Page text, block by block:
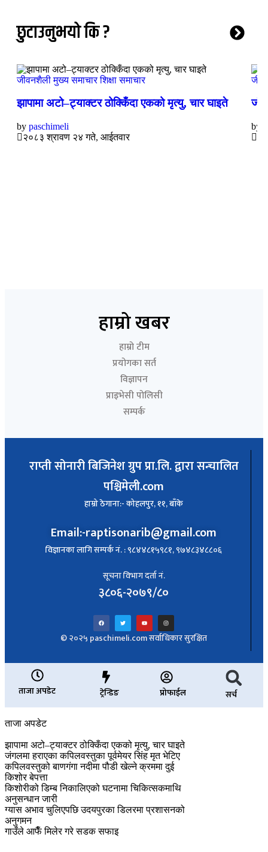
छुटाउनुभयो कि ?
जीवनशैली मुख्य समाचार शिक्षा समाचार
झापामा अटो–ट्याक्टर ठोक्किँदा एकको मृत्यु, चार घाइते
by paschimeli
२०८३ श्रावण २४ गते, आईतवार
by
हाम्रो खबर
हाम्रो टीम
प्रयोगका सर्त
विज्ञापन
प्राइभेसी पोलिसी
सम्पर्क
राप्ती सोनारी बिजिनेश ग्रुप प्रा.लि. द्वारा सन्चालित
पश्चिमेली.com
हाम्रो ठेगाना:- कोहलपुर, ११, बाँके
Email:-raptisonarib@gmail.com
विज्ञानका लागि सम्पर्क नं. : ९८४४८१५९८१, ९७४८३४८८०६
सूचना विभाग दर्ता नं.
३८०६-२०७९/८०
© २०२५ paschimeli.com सर्वाधिकार सुरक्षित
ताजा अपडेट ट्रेन्डिङ प्रोफाईल सर्च
ताजा अपडेट
झापामा अटो–ट्याक्टर ठोक्किँदा एकको मृत्यु, चार घाइते
जंगलमा हराएका कपिलवस्तुका पूर्वमेयर सिंह मृत भेटिए
कपिलवस्तुको बाणगंगा नदीमा पौडी खेल्ने क्रममा दुई
किशोर बेपत्ता
किशोरीको डिम्ब निकालिएको घटनामा चिकित्सकमाथि
अनुसन्धान जारी
ग्यास अभाव चुलिएपछि उदयपुरका डिलरमा प्रशासनको
अनुगमन
गाउँले आफैँ मिलेर गरे सडक सफाइ